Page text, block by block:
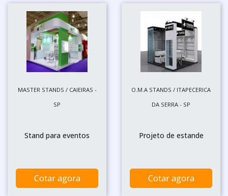
MASTER STANDS / CAIEIRAS -
SP
Stand para eventos
Cotar agora
O.M.A STANDS / ITAPECERICA
DA SERRA - SP
Projeto de estande
Cotar agora